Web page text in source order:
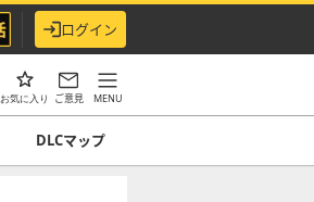
ログイン
お気に入り ご意見 MENU
DLCマップ